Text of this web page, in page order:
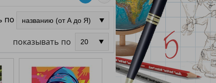
по
показывать по